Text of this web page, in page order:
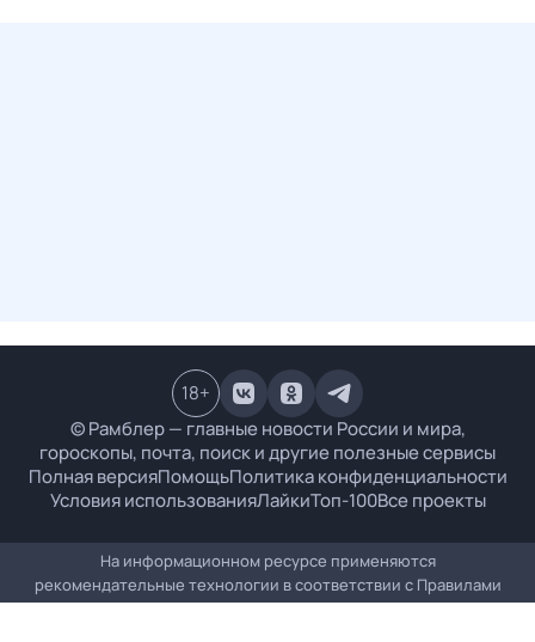
© Рамблер — главные новости России и мира,
гороскопы, почта, поиск и другие полезные сервисы
Полная версияПомощьПолитика конфиденциальности
Условия использованияЛайкиТоп-100Все проекты
18+
На информационном ресурсе применяются
рекомендательные технологии в соответствии с Правилами